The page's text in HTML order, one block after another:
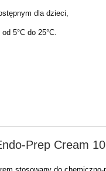
dla dzieci,
5°C do 25°C.
Prep Cream